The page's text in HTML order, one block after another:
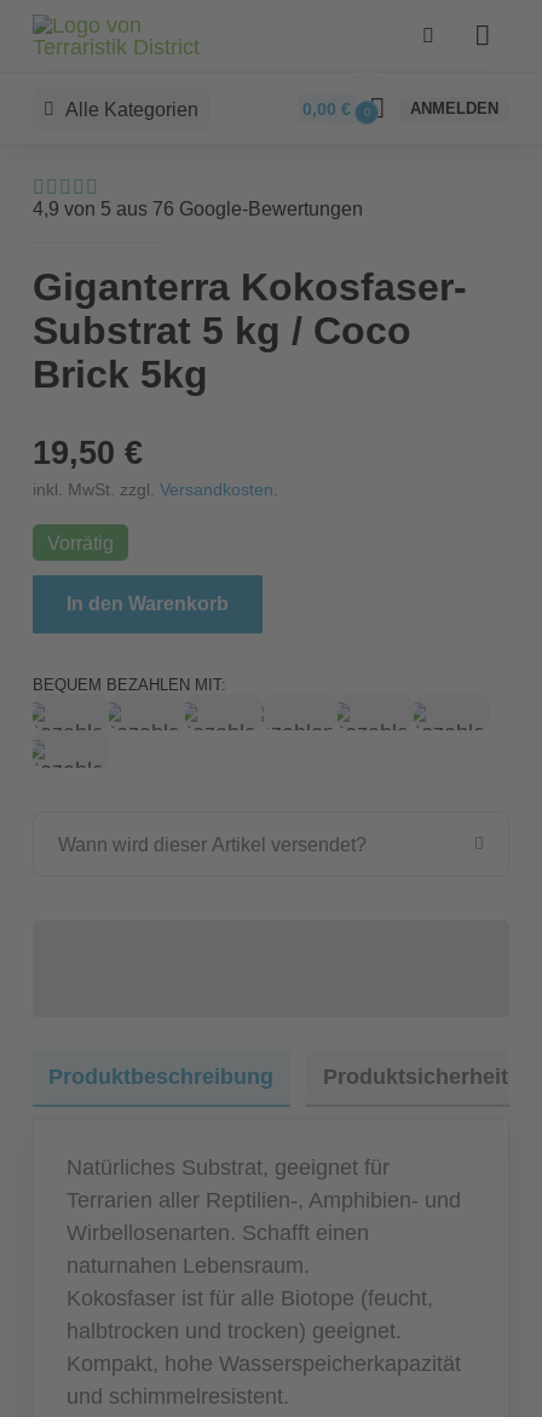
Alle Kategorien 0,00€ 0 ANMELDEN
4,9 von 5 aus 76 Google-Bewertungen
Giganterra Kokosfaser-
Substrat 5 kg / Coco
Brick 5kg
19,50 €
inkl. MwSt. zzgl. Versandkosten
Vorrätig
Giganterra Kokosfaser-Substrat 5 kg / Coco Brick
In den Warenkorb
BEQUEM BEZAHLEN MIT:
Wann wird dieser Artikel versendet?
Produktbeschreibung Produktsicherheit
Natürliches Substrat, geeignet für
Terrarien aller Reptilien-, Amphibien- und
Wirbellosenarten. Schafft einen
naturnahen Lebensraum.
Kokosfaser ist für alle Biotope (feucht,
halbtrocken und trocken) geeignet.
Kompakt, hohe Wasserspeicherkapazität
und schimmelresistent.